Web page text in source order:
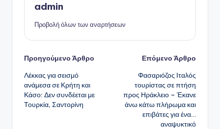
admin
Προβολή όλων των αναρτήσεων
Πλοήγηση
δημοσιεύσεων
Προηγούμενο Άρθρο
Λέκκας για σεισμό
ανάμεσα σε Κρήτη και
Κάσο: Δεν συνδέεται με
Τουρκία, Σαντορίνη
Επόμενο Άρθρο
Φασαριόζος Ιταλός
τουρίστας σε πτήση
προς Ηράκλειο – Έκανε
άνω κάτω πλήρωμα και
επιβάτες για ένα…
αναψυκτικό